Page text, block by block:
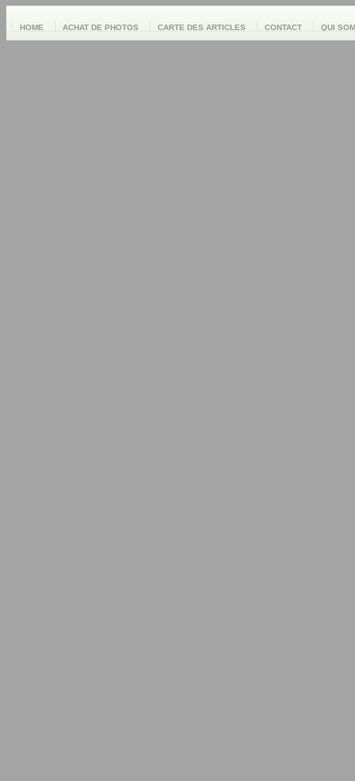
HOME ACHAT DE PHOTOS CARTE DES ARTICLES CONTACT QUI